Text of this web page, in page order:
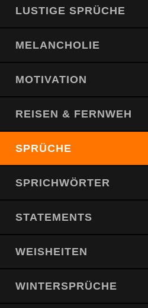
LUSTIGE SPRÜCHE
MELANCHOLIE
MOTIVATION
REISEN & FERNWEH
SPRÜCHE
SPRICHWÖRTER
STATEMENTS
WEISHEITEN
WINTERSPRÜCHE